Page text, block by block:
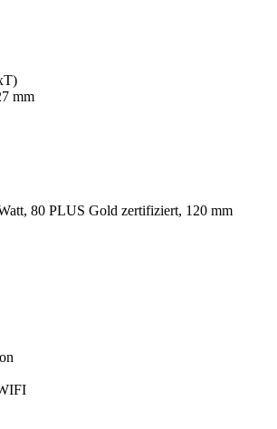
mm
80 PLUS Gold zertifiziert, 120 mm